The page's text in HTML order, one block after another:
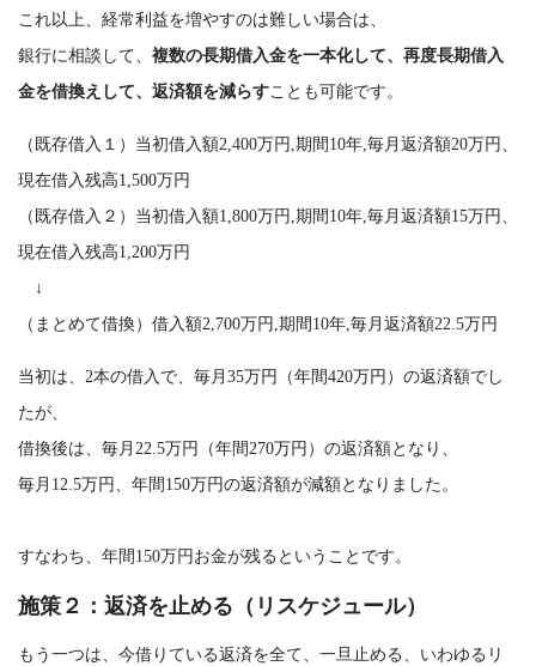
これ以上、経常利益を増やすのは難しい場合は、
銀行に相談して、 複数の長期借入金を一本化して、再度長期借入
金を借換えして、返済額を減らすことも可能です。
（既存借入１）当初借入額2,400万円,期間10年,毎月返済額20万円、
現在借入残高1,500万円
（既存借入２）当初借入額1,800万円,期間10年,毎月返済額15万円、
現在借入残高1,200万円
↓
（まとめて借換）借入額2,700万円,期間10年,毎月返済額22.5万円
当初は、2本の借入で、毎月35万円（年間420万円）の返済額でし
たが、
借換後は、毎月22.5万円（年間270万円）の返済額となり、
毎月12.5万円、年間150万円の返済額が減額となりました。
すなわち、年間150万円お金が残るということです。
施策２：返済を止める（リスケジュール）
もう一つは、今借りている返済を全て、一旦止める、いわゆるリ